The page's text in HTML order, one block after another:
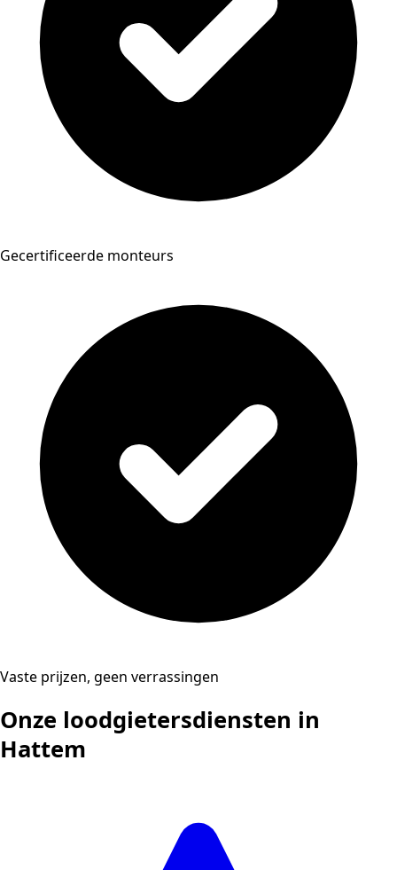
Gecertificeerde monteurs
Vaste prijzen, geen verrassingen
Onze loodgietersdiensten in
Hattem